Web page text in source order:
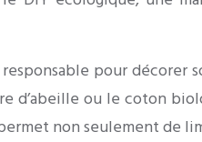
pour décorer
d’abeille ou le coton
non seulement de